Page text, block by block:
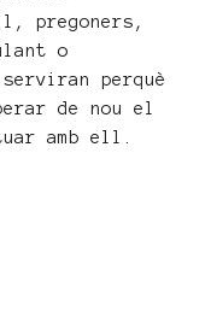
pregoners,
o
perquè
de nou el
amb ell.